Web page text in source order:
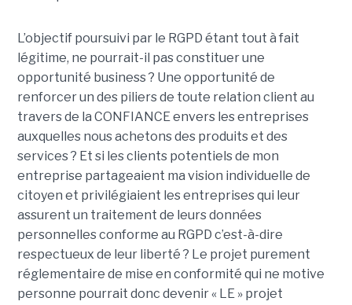
L’objectif poursuivi par le RGPD étant tout à fait
légitime, ne pourrait-il pas constituer une
opportunité business ? Une opportunité de
renforcer un des piliers de toute relation client au
travers de la CONFIANCE envers les entreprises
auxquelles nous achetons des produits et des
services ? Et si les clients potentiels de mon
entreprise partageaient ma vision individuelle de
citoyen et privilégiaient les entreprises qui leur
assurent un traitement de leurs données
personnelles conforme au RGPD c’est-à-dire
respectueux de leur liberté ? Le projet purement
réglementaire de mise en conformité qui ne motive
personne pourrait donc devenir « LE » projet